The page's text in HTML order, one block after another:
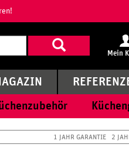
Suchbegriff
eingeben
Mein
1 JAHR GARANTIE 2